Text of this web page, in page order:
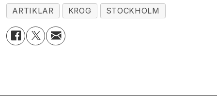
ARTIKLAR KROG STOCKHOLM